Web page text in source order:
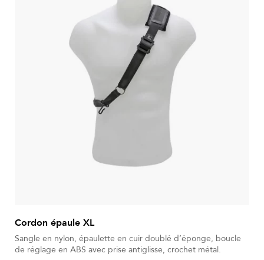
Cordon épaule XL
Sangle en nylon, épaulette en cuir doublé d’éponge, boucle
de réglage en ABS avec prise antiglisse, crochet métal.